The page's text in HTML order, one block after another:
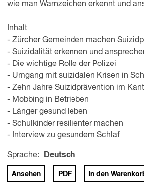
wie man Warnzeichen erkennt und
Inhalt
- Zürcher Gemeinden machen
- Suizidalität erkennen und
- Die wichtige Rolle der Polizei
- Umgang mit suizidalen Krisen in
- Zehn Jahre Suizidprävention im
- Mobbing in Betrieben
- Länger gesund leben
- Schulkinder resilienter machen
- Interview zu gesundem Schlaf
Sprache: Deutsch
Ansehen PDF In den